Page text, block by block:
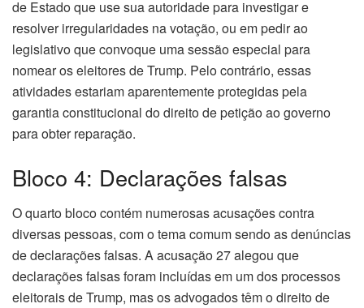
de Estado que use sua autoridade para investigar e
resolver irregularidades na votação, ou em pedir ao
legislativo que convoque uma sessão especial para
nomear os eleitores de Trump. Pelo contrário, essas
atividades estariam aparentemente protegidas pela
garantia constitucional do direito de petição ao governo
para obter reparação.
Bloco 4: Declarações falsas
O quarto bloco contém numerosas acusações contra
diversas pessoas, com o tema comum sendo as denúncias
de declarações falsas. A acusação 27 alegou que
declarações falsas foram incluídas em um dos processos
eleitorais de Trump, mas os advogados têm o direito de